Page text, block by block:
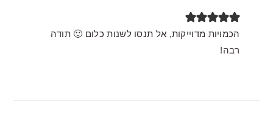
הכמויות מדוייקות, אל תנסו לשנות כלום 🙂 תודה
רבה!